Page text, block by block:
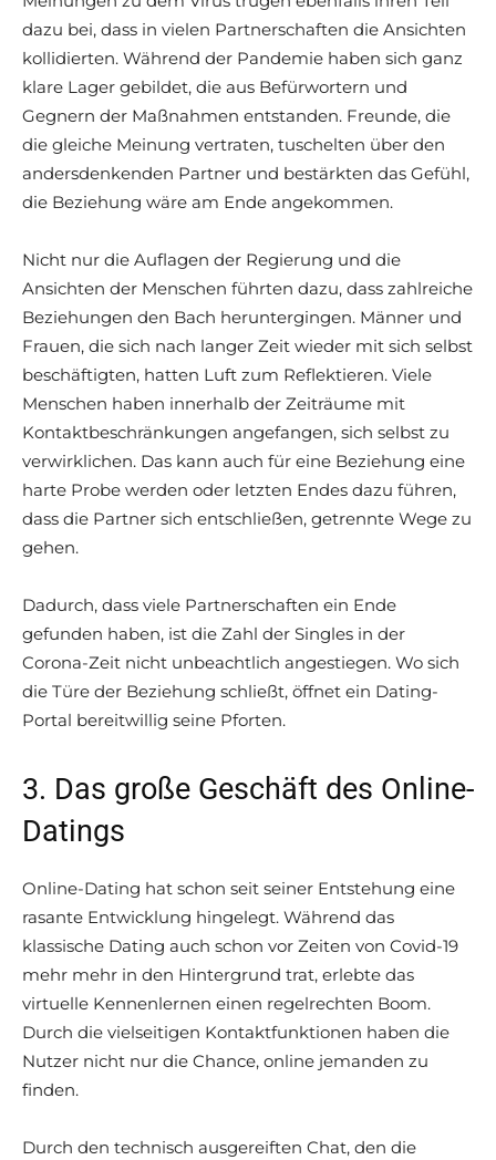
dazu bei, dass in vielen Partnerschaften die Ansichten
kollidierten. Während der Pandemie haben sich ganz
klare Lager gebildet, die aus Befürwortern und
Gegnern der Maßnahmen entstanden. Freunde, die
die gleiche Meinung vertraten, tuschelten über den
andersdenkenden Partner und bestärkten das Gefühl,
die Beziehung wäre am Ende angekommen.
Nicht nur die Auflagen der Regierung und die
Ansichten der Menschen führten dazu, dass zahlreiche
Beziehungen den Bach heruntergingen. Männer und
Frauen, die sich nach langer Zeit wieder mit sich selbst
beschäftigten, hatten Luft zum Reflektieren. Viele
Menschen haben innerhalb der Zeiträume mit
Kontaktbeschränkungen angefangen, sich selbst zu
verwirklichen. Das kann auch für eine Beziehung eine
harte Probe werden oder letzten Endes dazu führen,
dass die Partner sich entschließen, getrennte Wege zu
gehen.
Dadurch, dass viele Partnerschaften ein Ende
gefunden haben, ist die Zahl der Singles in der
Corona-Zeit nicht unbeachtlich angestiegen. Wo sich
die Türe der Beziehung schließt, öffnet ein Dating-
Portal bereitwillig seine Pforten.
3. Das große Geschäft des Online-
Datings
Online-Dating hat schon seit seiner Entstehung eine
rasante Entwicklung hingelegt. Während das
klassische Dating auch schon vor Zeiten von Covid-19
mehr mehr in den Hintergrund trat, erlebte das
virtuelle Kennenlernen einen regelrechten Boom.
Durch die vielseitigen Kontaktfunktionen haben die
Nutzer nicht nur die Chance, online jemanden zu
finden.
Durch den technisch ausgereiften Chat, den die